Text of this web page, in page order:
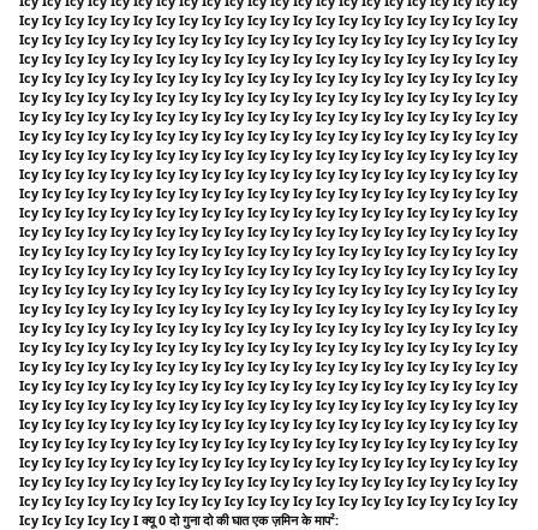
Icy Icy Icy Icy Icy Icy Icy Icy Icy Icy Icy Icy Icy Icy Icy Icy Icy Icy Icy Icy Icy Icy
Icy Icy Icy Icy Icy Icy Icy Icy Icy Icy Icy Icy Icy Icy Icy Icy Icy Icy Icy Icy Icy Icy
Icy Icy Icy Icy Icy Icy Icy Icy Icy Icy Icy Icy Icy Icy Icy Icy Icy Icy Icy Icy Icy Icy
Icy Icy Icy Icy Icy Icy Icy Icy Icy Icy Icy Icy Icy Icy Icy Icy Icy Icy Icy Icy Icy Icy
Icy Icy Icy Icy Icy Icy Icy Icy Icy Icy Icy Icy Icy Icy Icy Icy Icy Icy Icy Icy Icy Icy
Icy Icy Icy Icy Icy Icy Icy Icy Icy Icy Icy Icy Icy Icy Icy Icy Icy Icy Icy Icy Icy Icy
Icy Icy Icy Icy Icy Icy Icy Icy Icy Icy Icy Icy Icy Icy Icy Icy Icy Icy Icy Icy Icy Icy
Icy Icy Icy Icy Icy Icy Icy Icy Icy Icy Icy Icy Icy Icy Icy Icy Icy Icy Icy Icy Icy Icy
Icy Icy Icy Icy Icy Icy Icy Icy Icy Icy Icy Icy Icy Icy Icy Icy Icy Icy Icy Icy Icy Icy
Icy Icy Icy Icy Icy Icy Icy Icy Icy Icy Icy Icy Icy Icy Icy Icy Icy Icy Icy Icy Icy Icy
Icy Icy Icy Icy Icy Icy Icy Icy Icy Icy Icy Icy Icy Icy Icy Icy Icy Icy Icy Icy Icy Icy
Icy Icy Icy Icy Icy Icy Icy Icy Icy Icy Icy Icy Icy Icy Icy Icy Icy Icy Icy Icy Icy Icy
Icy Icy Icy Icy Icy Icy Icy Icy Icy Icy Icy Icy Icy Icy Icy Icy Icy Icy Icy Icy Icy Icy
Icy Icy Icy Icy Icy Icy Icy Icy Icy Icy Icy Icy Icy Icy Icy Icy Icy Icy Icy Icy Icy Icy
Icy Icy Icy Icy Icy Icy Icy Icy Icy Icy Icy Icy Icy Icy Icy Icy Icy Icy Icy Icy Icy Icy
Icy Icy Icy Icy Icy Icy Icy Icy Icy Icy Icy Icy Icy Icy Icy Icy Icy Icy Icy Icy Icy Icy
Icy Icy Icy Icy Icy Icy Icy Icy Icy Icy Icy Icy Icy Icy Icy Icy Icy Icy Icy Icy Icy Icy
Icy Icy Icy Icy Icy Icy Icy Icy Icy Icy Icy Icy Icy Icy Icy Icy Icy Icy Icy Icy Icy Icy
Icy Icy Icy Icy Icy Icy Icy Icy Icy Icy Icy Icy Icy Icy Icy Icy Icy Icy Icy Icy Icy Icy
Icy Icy Icy Icy Icy Icy Icy Icy Icy Icy Icy Icy Icy Icy Icy Icy Icy Icy Icy Icy Icy Icy
Icy Icy Icy Icy Icy Icy Icy Icy Icy Icy Icy Icy Icy Icy Icy Icy Icy Icy Icy Icy Icy Icy
Icy Icy Icy Icy Icy Icy Icy Icy Icy Icy Icy Icy Icy Icy Icy Icy Icy Icy Icy Icy Icy Icy
Icy Icy Icy Icy Icy Icy Icy Icy Icy Icy Icy Icy Icy Icy Icy Icy Icy Icy Icy Icy Icy Icy
Icy Icy Icy Icy Icy Icy Icy Icy Icy Icy Icy Icy Icy Icy Icy Icy Icy Icy Icy Icy Icy Icy
Icy Icy Icy Icy Icy Icy Icy Icy Icy Icy Icy Icy Icy Icy Icy Icy Icy Icy Icy Icy Icy Icy
Icy Icy Icy Icy Icy Icy Icy Icy Icy Icy Icy Icy Icy Icy Icy Icy Icy Icy Icy Icy Icy Icy
Icy Icy Icy Icy Icy I क्यू 0 दो गुना दो की घात एक ज़मिन के माप²: